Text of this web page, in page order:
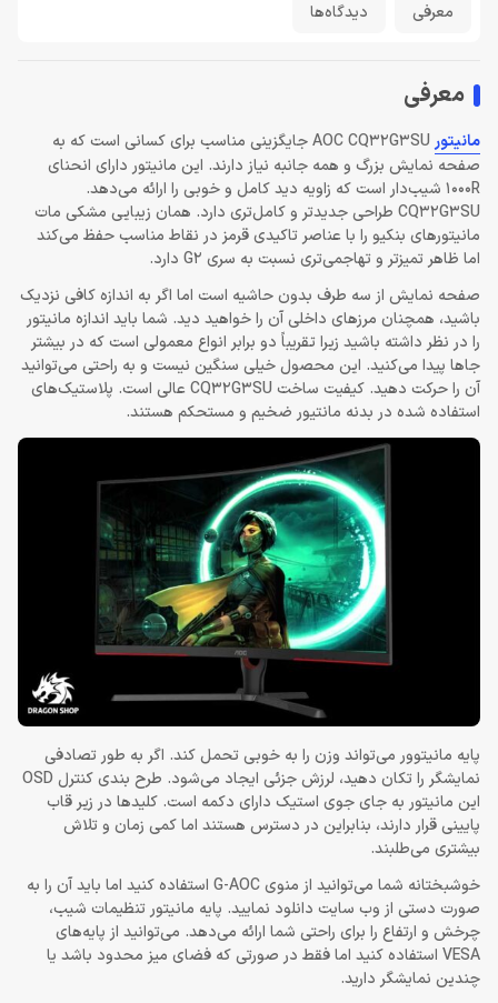
معرفی دیدگاه‌ها
معرفی
مانیتور
AOC CQ32G3SU جایگزینی مناسب برای کسانی است که به
صفحه نمایش بزرگ و همه جانبه نیاز دارند. این مانیتور دارای انحنای
1000R شیب‌دار است که زاویه دید کامل و خوبی را ارائه می‌دهد.
CQ32G3SU طراحی جدیدتر و کامل‌تری دارد. همان زیبایی مشکی مات
مانیتورهای بنکیو را با عناصر تاکیدی قرمز در نقاط مناسب حفظ می‌کند
اما ظاهر تمیزتر و تهاجمی‌تری نسبت به سری G2 دارد.
صفحه نمایش از سه طرف بدون حاشیه است اما اگر به اندازه کافی نزدیک
باشید، همچنان مرزهای داخلی آن را خواهید دید. شما باید اندازه مانیتور
را در نظر داشته باشید زیرا تقریباً دو برابر انواع معمولی است که در بیشتر
جاها پیدا می‌کنید. این محصول خیلی سنگین نیست و به راحتی می‌توانید
آن را حرکت دهید. کیفیت ساخت CQ32G3SU عالی است. پلاستیک‌های
استفاده شده در بدنه مانتیور ضخیم و مستحکم هستند.
پایه مانیتوور می‌تواند وزن را به خوبی تحمل کند. اگر به طور تصادفی
نمایشگر را تکان دهید، لرزش جزئی ایجاد می‌شود. طرح بندی کنترل OSD
این مانیتور به جای جوی استیک دارای دکمه است. کلیدها در زیر قاب
پایینی قرار دارند، بنابراین در دسترس هستند اما کمی زمان و تلاش
بیشتری می‌طلبند.
خوشبختانه شما می‌توانید از منوی G-AOC استفاده کنید اما باید آن را به
صورت دستی از وب سایت دانلود نمایید. پایه مانیتور تنظیمات شیب،
چرخش و ارتفاع را برای راحتی شما ارائه می‌دهد. می‌توانید از پایه‌های
VESA استفاده کنید اما فقط در صورتی که فضای میز محدود باشد یا
چندین نمایشگر دارید.